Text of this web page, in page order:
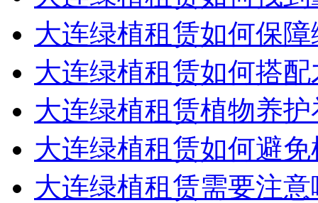
大连绿植租赁如何保
大连绿植租赁如何搭
大连绿植租赁植物养
大连绿植租赁如何避
大连绿植租赁需要注意